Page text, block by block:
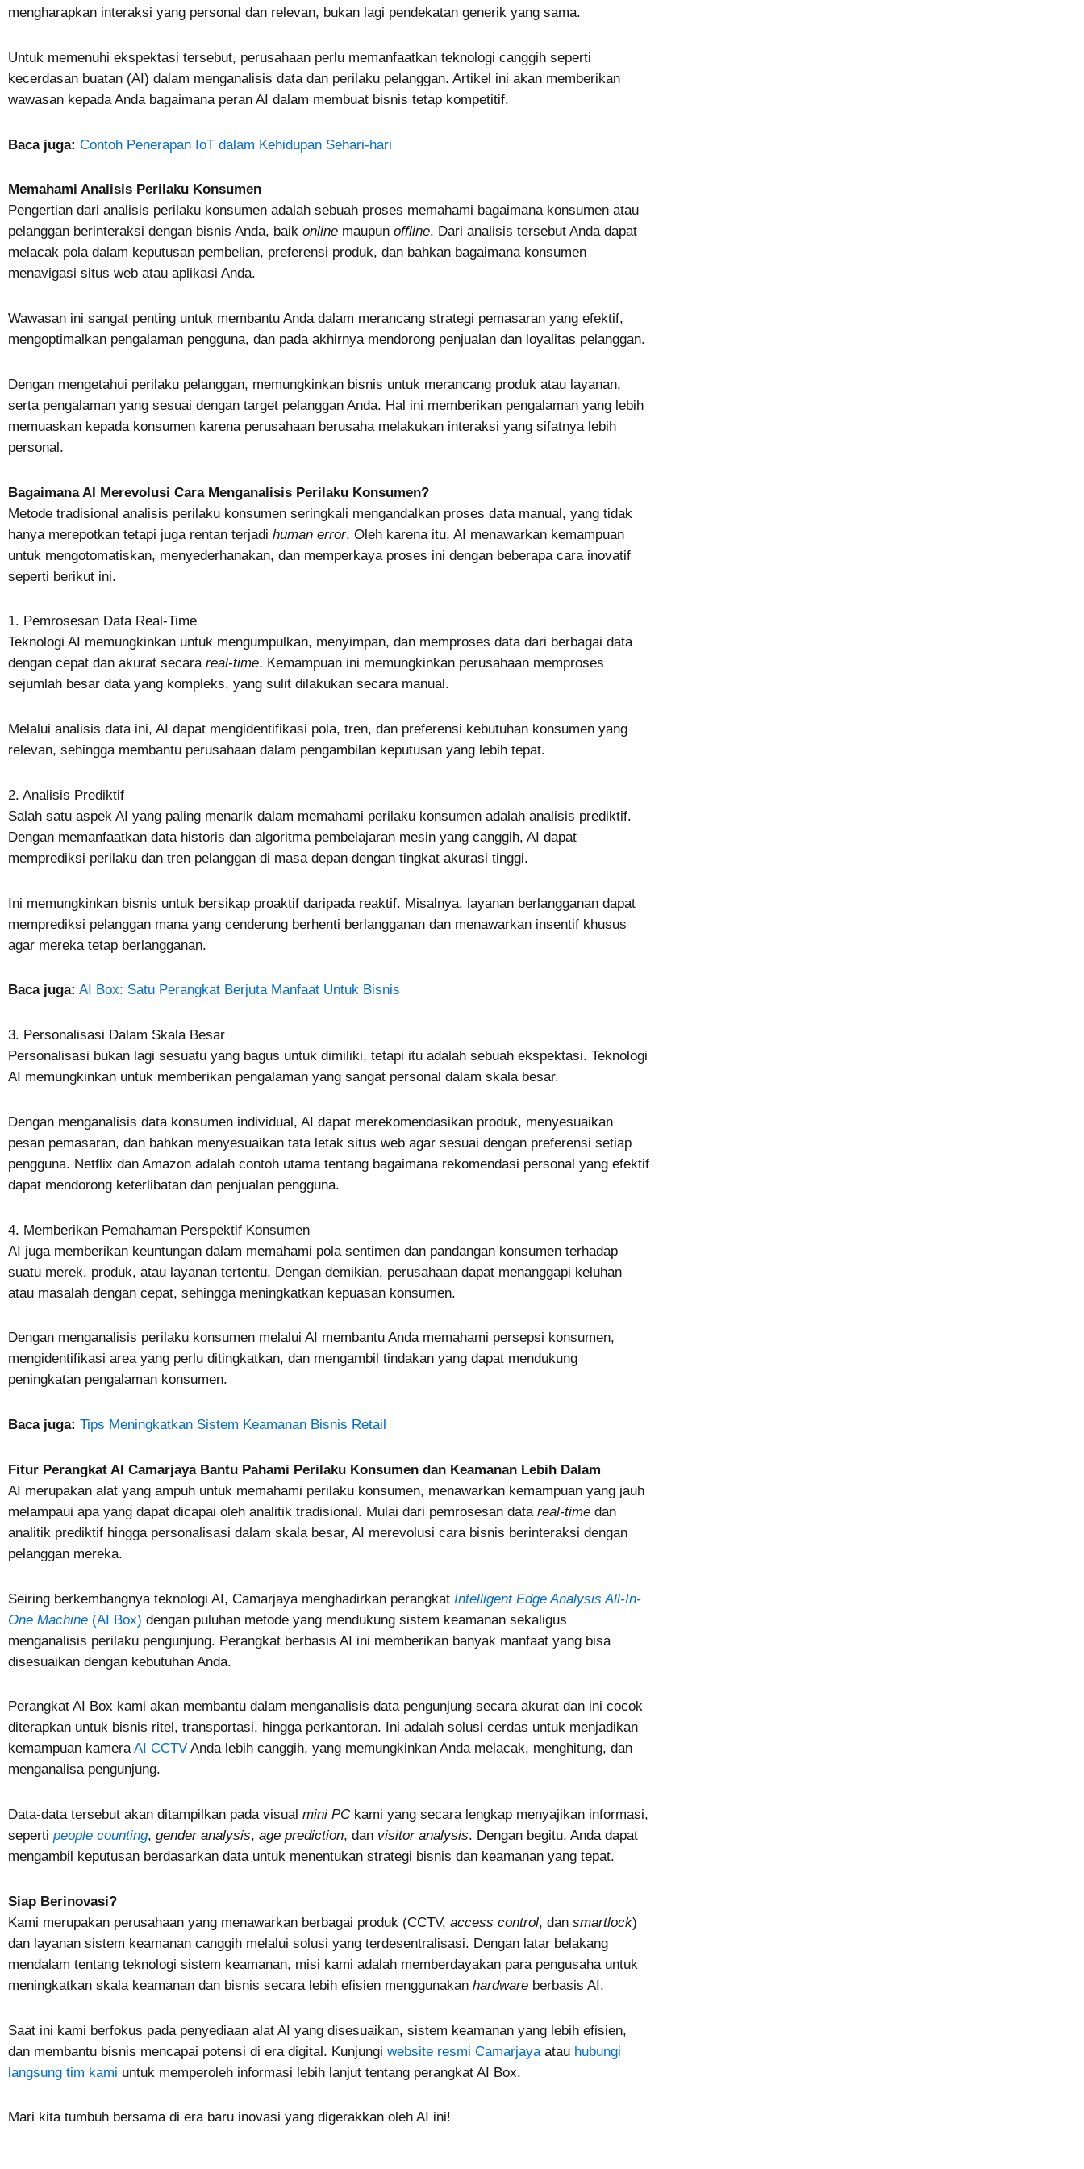
mengharapkan interaksi yang personal dan relevan, bukan lagi pendekatan generik yang sama.
Untuk memenuhi ekspektasi tersebut, perusahaan perlu memanfaatkan teknologi canggih seperti
kecerdasan buatan (AI) dalam menganalisis data dan perilaku pelanggan. Artikel ini akan memberikan
wawasan kepada Anda bagaimana peran AI dalam membuat bisnis tetap kompetitif.
Baca juga: Contoh Penerapan IoT dalam Kehidupan Sehari-hari
Memahami Analisis Perilaku Konsumen
Pengertian dari analisis perilaku konsumen adalah sebuah proses memahami bagaimana konsumen atau
pelanggan berinteraksi dengan bisnis Anda, baik online maupun offline. Dari analisis tersebut Anda dapat
melacak pola dalam keputusan pembelian, preferensi produk, dan bahkan bagaimana konsumen
menavigasi situs web atau aplikasi Anda.
Wawasan ini sangat penting untuk membantu Anda dalam merancang strategi pemasaran yang efektif,
mengoptimalkan pengalaman pengguna, dan pada akhirnya mendorong penjualan dan loyalitas pelanggan.
Dengan mengetahui perilaku pelanggan, memungkinkan bisnis untuk merancang produk atau layanan,
serta pengalaman yang sesuai dengan target pelanggan Anda. Hal ini memberikan pengalaman yang lebih
memuaskan kepada konsumen karena perusahaan berusaha melakukan interaksi yang sifatnya lebih
personal.
Bagaimana AI Merevolusi Cara Menganalisis Perilaku Konsumen?
Metode tradisional analisis perilaku konsumen seringkali mengandalkan proses data manual, yang tidak
hanya merepotkan tetapi juga rentan terjadi human error. Oleh karena itu, AI menawarkan kemampuan
untuk mengotomatiskan, menyederhanakan, dan memperkaya proses ini dengan beberapa cara inovatif
seperti berikut ini.
1. Pemrosesan Data Real-Time
Teknologi AI memungkinkan untuk mengumpulkan, menyimpan, dan memproses data dari berbagai data
dengan cepat dan akurat secara real-time. Kemampuan ini memungkinkan perusahaan memproses
sejumlah besar data yang kompleks, yang sulit dilakukan secara manual.
Melalui analisis data ini, AI dapat mengidentifikasi pola, tren, dan preferensi kebutuhan konsumen yang
relevan, sehingga membantu perusahaan dalam pengambilan keputusan yang lebih tepat.
2. Analisis Prediktif
Salah satu aspek AI yang paling menarik dalam memahami perilaku konsumen adalah analisis prediktif.
Dengan memanfaatkan data historis dan algoritma pembelajaran mesin yang canggih, AI dapat
memprediksi perilaku dan tren pelanggan di masa depan dengan tingkat akurasi tinggi.
Ini memungkinkan bisnis untuk bersikap proaktif daripada reaktif. Misalnya, layanan berlangganan dapat
memprediksi pelanggan mana yang cenderung berhenti berlangganan dan menawarkan insentif khusus
agar mereka tetap berlangganan.
Baca juga: AI Box: Satu Perangkat Berjuta Manfaat Untuk Bisnis
3. Personalisasi Dalam Skala Besar
Personalisasi bukan lagi sesuatu yang bagus untuk dimiliki, tetapi itu adalah sebuah ekspektasi. Teknologi
AI memungkinkan untuk memberikan pengalaman yang sangat personal dalam skala besar.
Dengan menganalisis data konsumen individual, AI dapat merekomendasikan produk, menyesuaikan
pesan pemasaran, dan bahkan menyesuaikan tata letak situs web agar sesuai dengan preferensi setiap
pengguna. Netflix dan Amazon adalah contoh utama tentang bagaimana rekomendasi personal yang efektif
dapat mendorong keterlibatan dan penjualan pengguna.
4. Memberikan Pemahaman Perspektif Konsumen
AI juga memberikan keuntungan dalam memahami pola sentimen dan pandangan konsumen terhadap
suatu merek, produk, atau layanan tertentu. Dengan demikian, perusahaan dapat menanggapi keluhan
atau masalah dengan cepat, sehingga meningkatkan kepuasan konsumen.
Dengan menganalisis perilaku konsumen melalui AI membantu Anda memahami persepsi konsumen,
mengidentifikasi area yang perlu ditingkatkan, dan mengambil tindakan yang dapat mendukung
peningkatan pengalaman konsumen.
Baca juga: Tips Meningkatkan Sistem Keamanan Bisnis Retail
Fitur Perangkat AI Camarjaya Bantu Pahami Perilaku Konsumen dan Keamanan Lebih Dalam
AI merupakan alat yang ampuh untuk memahami perilaku konsumen, menawarkan kemampuan yang jauh
melampaui apa yang dapat dicapai oleh analitik tradisional. Mulai dari pemrosesan data real-time dan
analitik prediktif hingga personalisasi dalam skala besar, AI merevolusi cara bisnis berinteraksi dengan
pelanggan mereka.
Seiring berkembangnya teknologi AI, Camarjaya menghadirkan perangkat Intelligent Edge Analysis All-In-
One Machine (AI Box) dengan puluhan metode yang mendukung sistem keamanan sekaligus
menganalisis perilaku pengunjung. Perangkat berbasis AI ini memberikan banyak manfaat yang bisa
disesuaikan dengan kebutuhan Anda.
Perangkat AI Box kami akan membantu dalam menganalisis data pengunjung secara akurat dan ini cocok
diterapkan untuk bisnis ritel, transportasi, hingga perkantoran. Ini adalah solusi cerdas untuk menjadikan
kemampuan kameraAI CCTV Anda lebih canggih, yang memungkinkan Anda melacak, menghitung, dan
menganalisa pengunjung.
Data-data tersebut akan ditampilkan pada visual mini PCkami yang secara lengkap menyajikan informasi,
seperti people counting, gender analysis, age prediction, dan visitor analysis. Dengan begitu, Anda dapat
mengambil keputusan berdasarkan data untuk menentukan strategi bisnis dan keamanan yang tepat.
Siap Berinovasi?
Kami merupakan perusahaan yang menawarkan berbagai produk (CCTV, access control, dan smartlock)
dan layanan sistem keamanan canggih melalui solusi yang terdesentralisasi. Dengan latar belakang
mendalam tentang teknologi sistem keamanan, misi kami adalah memberdayakan para pengusaha untuk
meningkatkan skala keamanan dan bisnis secara lebih efisien menggunakan hardware berbasis AI.
Saat ini kami berfokus pada penyediaan alat AI yang disesuaikan, sistem keamanan yang lebih efisien,
dan membantu bisnis mencapai potensi di era digital. Kunjungi website resmi Camarjaya atau hubungi
langsung tim kami untuk memperoleh informasi lebih lanjut tentang perangkat AI Box.
Mari kita tumbuh bersama di era baru inovasi yang digerakkan oleh AI ini!